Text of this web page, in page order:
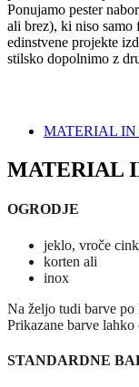
Ponujamo pester
ali brez), ki niso samo
edinstvene projekte
stilsko dopolnimo z
MATERIAL IN
MATERIAL
OGRODJE
jeklo, vroče
korten ali
inox
Na željo tudi barve
Prikazane barve
STANDARDNE